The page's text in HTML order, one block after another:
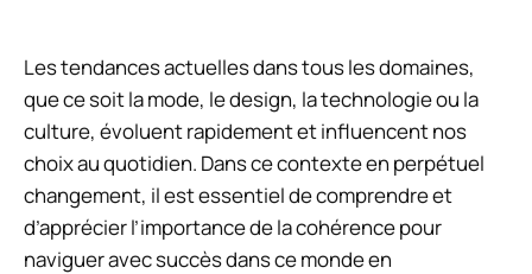
Les tendances actuelles dans tous les domaines,
que ce soit la mode, le design, la technologie ou la
culture, évoluent rapidement et influencent nos
choix au quotidien. Dans ce contexte en perpétuel
changement, il est essentiel de comprendre et
d’apprécier l’importance de la cohérence pour
naviguer avec succès dans ce monde en